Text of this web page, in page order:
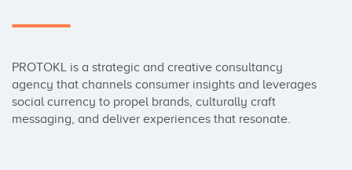
PROTOKL is a strategic and creative consultancy
agency that channels consumer insights and leverages
social currency to propel brands, culturally craft
messaging, and deliver experiences that resonate.